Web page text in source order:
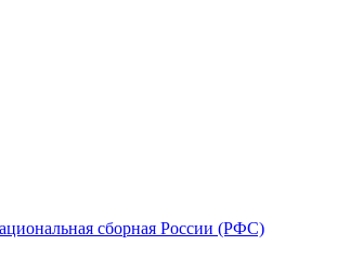
сборная России (РФС)